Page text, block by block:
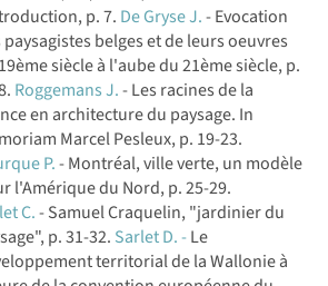
p. 7. De Gryse J.- Evocation
paysagistes belges et de leurs oeuvres
siècle à l'aube du 21ème siècle, p.
Roggemans J.- Les racines de la
en architecture du paysage. In
Marcel Pesleux, p. 19-23.
P.- Montréal, ville verte, un modèle
l'Amérique du Nord, p. 25-29.
C.- Samuel Craquelin, "jardinier du
p. 31-32. Sarlet D. -Le
territorial de la Wallonie à